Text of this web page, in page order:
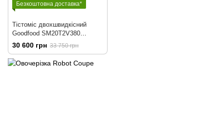
Безкоштовна доставка*
Тістоміс двохшвидкісний
Goodfood SM20T2V380
промисловий
30 600 грн 33 750 грн